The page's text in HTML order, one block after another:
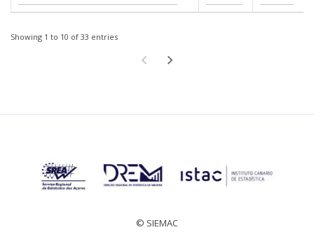
Showing 1 to 10 of 33 entries
© SIEMAC